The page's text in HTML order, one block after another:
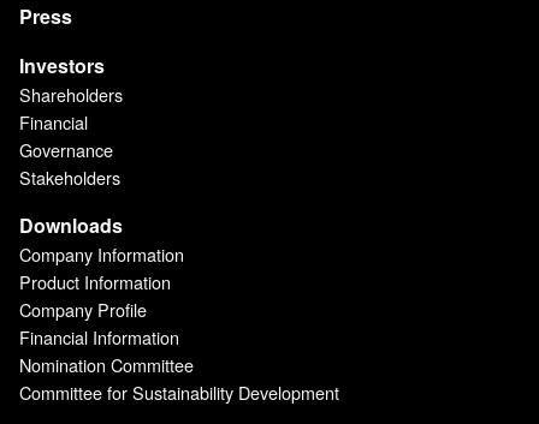
Press
Investors
Shareholders
Financial
Governance
Stakeholders
Downloads
Company Information
Product Information
Company Profile
Financial Information
Nomination Committee
Committee for Sustainability Development